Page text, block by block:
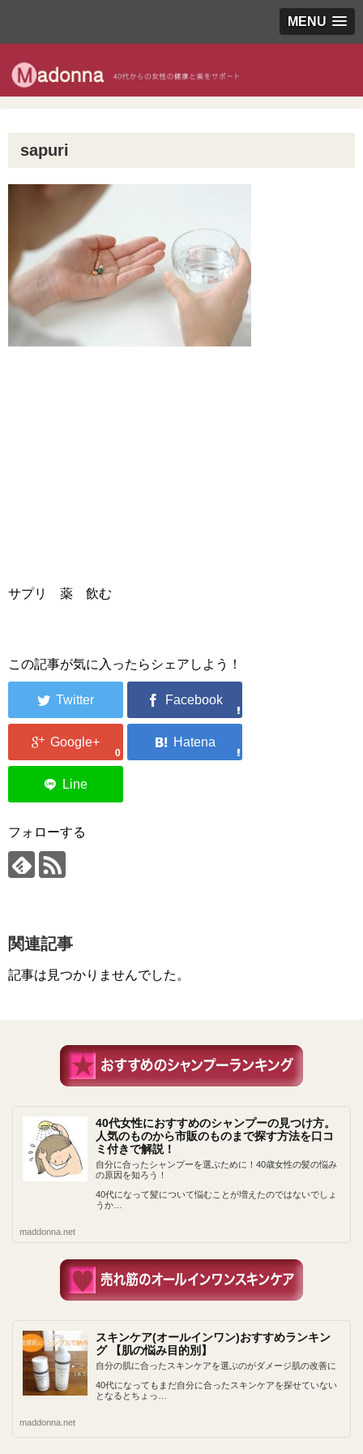
MENU
sapuri
サプリ 薬 飲む
この記事が気に入ったらシェアしよう！
0
フォローする
関連記事
記事は見つかりませんでした。
40代女性におすすめのシャンプーの見つけ方。
人気のものから市販のものまで探す方法を口コ
ミ付きで解説！
自分に合ったシャンプーを選ぶために！40歳女性の髪の悩み
の原因を知ろう！
40代になって髪について悩むことが増えたのではないでしょ
うか…
maddonna.net
スキンケア(オールインワン)おすすめランキン
グ 【肌の悩み目的別】
自分の肌に合ったスキンケアを選ぶのがダメージ肌の改善に
40代になってもまだ自分に合ったスキンケアを探せていない
となるとちょっ…
maddonna.net